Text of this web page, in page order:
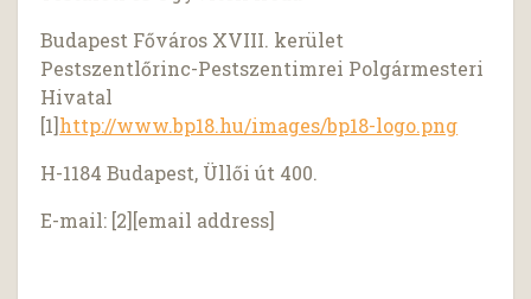
Budapest Főváros XVIII. kerület
Pestszentlőrinc-Pestszentimrei Polgármesteri
Hivatal
[1]http://www.bp18.hu/images/bp18-logo.png
H-1184 Budapest, Üllői út 400.
E-mail: [2][email address]